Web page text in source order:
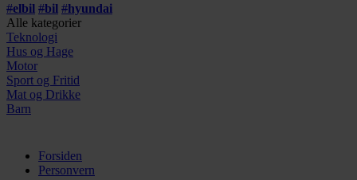
#elbil #bil #hyundai
Alle kategorier
Teknologi
Hus og Hage
Motor
Sport og Fritid
Mat og Drikke
Barn
Forsiden
Personvern